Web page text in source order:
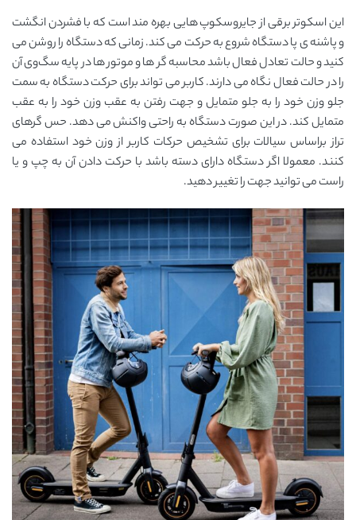
این اسکوتر برقی از جایروسکوپ هایی بهره مند است که با فشردن انگشت
و پاشنه ی پا دستگاه شروع به حرکت می کند. زمانی که دستگاه را روشن می
کنید و حالت تعادل فعال باشد محاسبه ‌گر ها و موتور ها در پایه سگ‌وی آن
را در حالت فعال نگاه می دارند. کاربر می تواند برای حرکت دستگاه به سمت
جلو وزن خود را به جلو متمایل و جهت رفتن به عقب وزن خود را به عقب
متمایل کند. در این صورت دستگاه به راحتی واکنش می دهد. حس گرهای
تراز براساس سیالات برای تشخیص حرکات کاربر از وزن خود استفاده می
کنند. معمولا اگر دستگاه دارای دسته باشد با حرکت دادن آن به چپ و یا
راست می توانید جهت را تغییر دهید.